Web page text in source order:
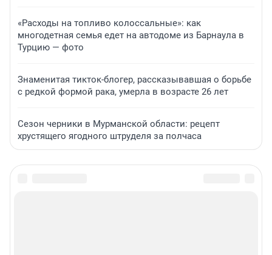
«Расходы на топливо колоссальные»: как
многодетная семья едет на автодоме из Барнаула в
Турцию — фото
Знаменитая тикток-блогер, рассказывавшая о борьбе
с редкой формой рака, умерла в возрасте 26 лет
Сезон черники в Мурманской области: рецепт
хрустящего ягодного штруделя за полчаса